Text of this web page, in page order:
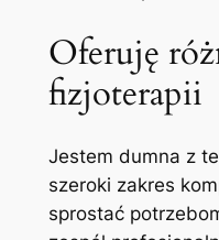
Oferuję
fizjoterapii
Jestem dumna z
szeroki zakres
sprostać